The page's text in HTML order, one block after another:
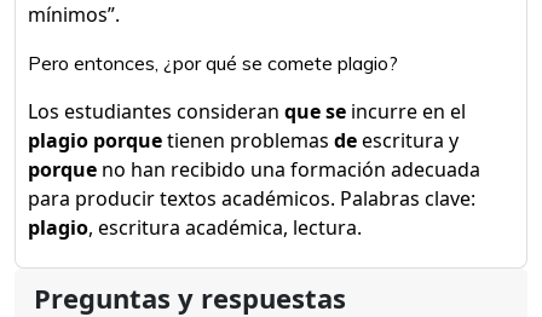
mínimos”.
Pero entonces, ¿por qué se comete plagio?
Los estudiantes consideran que se incurre en el
plagio porquetienen problemas deescritura y
porque no han recibido una formación adecuada
para producir textos académicos. Palabras clave:
plagio, escritura académica, lectura.
Preguntas y respuestas